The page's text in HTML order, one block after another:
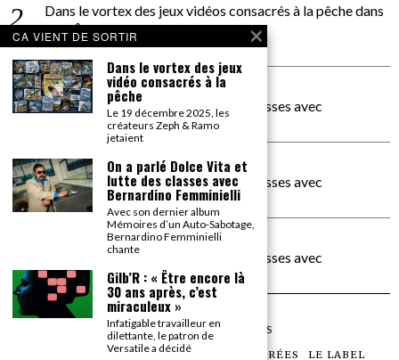
Dans le vortex des jeux vidéos consacrés à la pêchedans
PACÔME THIELLEMENT
La séance d’Hip Gnose
La Patrie
dans
On a parlé Dolce Vita et lutte des classes avec
Bernardino Femminielli
carte noire negra à l'o tiededans
On a parlé Dolce Vita et lutte des classes avec
Bernardino Femminielli
moise et son mascarédans
On a parlé Dolce Vita et lutte des classes avec
Bernardino Femminielli
©2026TOUS DROITS RÉSERVÉS
LES ARTICLES LE MAGAZINE LES SOIRÉES LE LABEL
CA VIENT DE SORTIR
Dans le vortex des jeux
vidéo consacrés à la
pêche
Le 19 décembre 2025, les
créateurs Zeph & Ramo
jetaient
On a parlé Dolce Vita et
lutte des classes avec
Bernardino Femminielli
Avec son dernier album
Mémoires d’un Auto-Sabotage,
Bernardino Femminielli
chante
Gilb’R : « Être encore là
30 ans après, c’est
miraculeux »
Infatigable travailleur en
dilettante, le patron de
Versatile a décidé